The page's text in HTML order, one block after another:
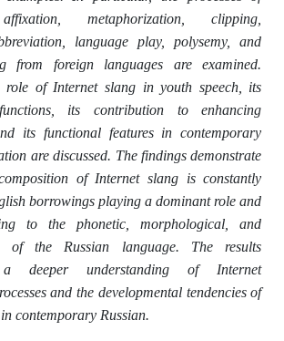
metaphorization, clipping,
language play, polysemy, and
from foreign languages are examined.
role of Internet slang in youth speech, its
its contribution to enhancing
its functional features in contemporary
are discussed. The findings demonstrate
of Internet slang is constantly
borrowings playing a dominant role and
to the phonetic, morphological, and
of the Russian language. The results
deeper understanding of Internet
and the developmental tendencies of
contemporary Russian.